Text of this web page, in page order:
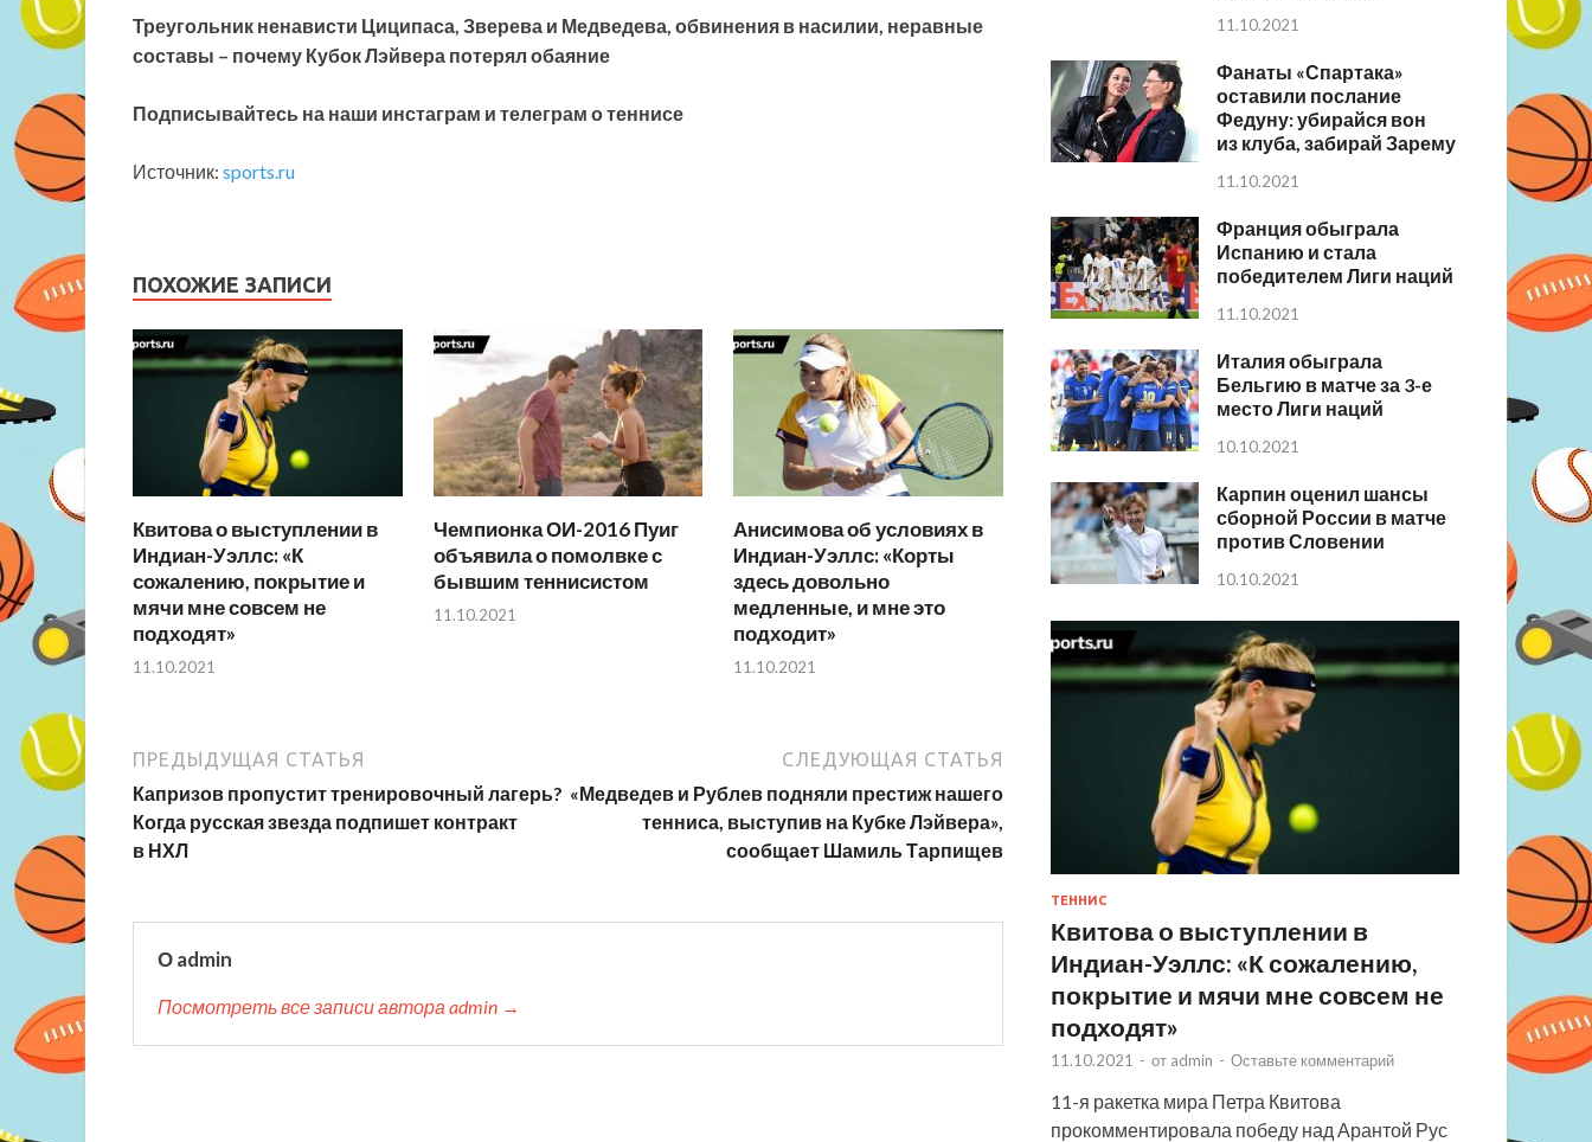
Треугольник ненависти Циципаса, Зверева и Медведева, обвинения в насилии, неравные
составы – почему Кубок Лэйвера потерял обаяние
Подписывайтесь на наши инстаграм и телеграм о теннисе
Источник: sports.ru
ПОХОЖИЕ ЗАПИСИ
Квитова о выступлении в
Индиан-Уэллс: «К
сожалению, покрытие и
мячи мне совсем не
подходят»
11.10.2021
Чемпионка ОИ-2016 Пуиг
объявила о помолвке с
бывшим теннисистом
11.10.2021
Анисимова об условиях в
Индиан-Уэллс: «Корты
здесь довольно
медленные, и мне это
подходит»
11.10.2021
ПРЕДЫДУЩАЯ СТАТЬЯ
Капризов пропустит тренировочный лагерь?
Когда русская звезда подпишет контракт
в НХЛ
СЛЕДУЮЩАЯ СТАТЬЯ
«Медведев и Рублев подняли престиж нашего
тенниса, выступив на Кубке Лэйвера»,
сообщает Шамиль Тарпищев
О admin
Посмотреть все записи автора admin →
11.10.2021
Фанаты «Спартака»
оставили послание
Федуну: убирайся вон
из клуба, забирай Зарему
11.10.2021
Франция обыграла
Испанию и стала
победителем Лиги наций
11.10.2021
Италия обыграла
Бельгию в матче за 3-е
место Лиги наций
10.10.2021
Карпин оценил шансы
сборной России в матче
против Словении
10.10.2021
ТЕННИС
Квитова о выступлении в
Индиан-Уэллс: «К сожалению,
покрытие и мячи мне совсем не
подходят»
11.10.2021 - от admin - Оставьте комментарий
11-я ракетка мира Петра Квитова
прокомментировала победу над Арантой Рус